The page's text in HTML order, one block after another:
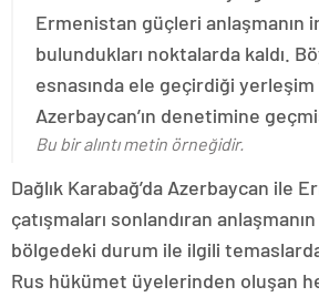
Ermenistan güçleri anlaşmanın
bulundukları noktalarda kaldı.
esnasında ele geçirdiği
Azerbaycan’ın denetimine
Bu bir alıntı metin örneğidir.
Dağlık Karabağ’da Azerbaycan ile
çatışmaları sonlandıran
bölgedeki durum ile ilgili
Rus hükümet üyelerinden oluşan